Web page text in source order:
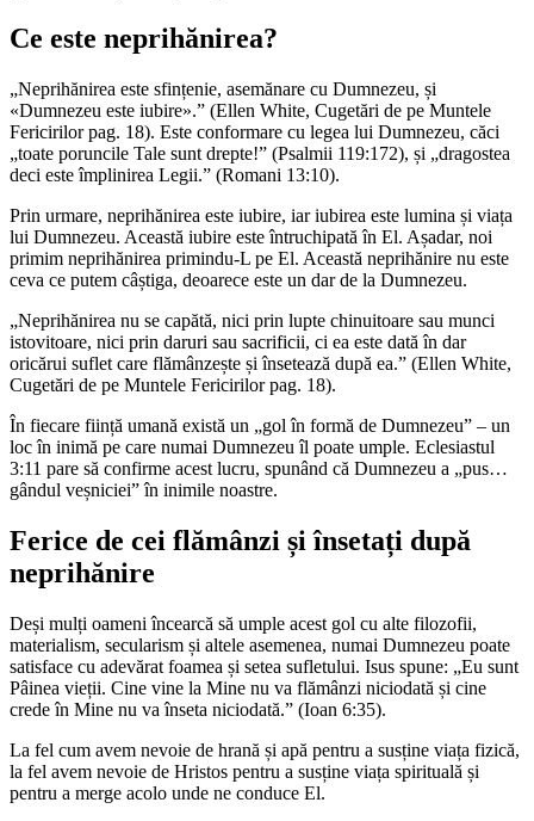
Ce este neprihănirea?
„Neprihănirea este sfințenie, asemănare cu Dumnezeu, și
«Dumnezeu este iubire».” (Ellen White, Cugetări de pe Muntele
Fericirilor pag. 18). Este conformare cu legea lui Dumnezeu, căci
„toate poruncile Tale sunt drepte!” (Psalmii 119:172), și „dragostea
deci este împlinirea Legii.” (Romani 13:10).
Prin urmare, neprihănirea este iubire, iar iubirea este lumina și viața
lui Dumnezeu. Această iubire este întruchipată în El. Așadar, noi
primim neprihănirea primindu-L pe El. Această neprihănire nu este
ceva ce putem câștiga, deoarece este un dar de la Dumnezeu.
„Neprihănirea nu se capătă, nici prin lupte chinuitoare sau munci
istovitoare, nici prin daruri sau sacrificii, ci ea este dată în dar
oricărui suflet care flămânzește și însetează după ea.” (Ellen White,
Cugetări de pe Muntele Fericirilor pag. 18).
În fiecare ființă umană există un „gol în formă de Dumnezeu” – un
loc în inimă pe care numai Dumnezeu îl poate umple. Eclesiastul
3:11 pare să confirme acest lucru, spunând că Dumnezeu a „pus…
gândul veșniciei” în inimile noastre.
Ferice de cei flămânzi și însetați după
neprihănire
Deși mulți oameni încearcă să umple acest gol cu alte filozofii,
materialism, secularism și altele asemenea, numai Dumnezeu poate
satisface cu adevărat foamea și setea sufletului. Isus spune: „Eu sunt
Pâinea vieții. Cine vine la Mine nu va flămânzi niciodată și cine
crede în Mine nu va înseta niciodată.” (Ioan 6:35).
La fel cum avem nevoie de hrană și apă pentru a susține viața fizică,
la fel avem nevoie de Hristos pentru a susține viața spirituală și
pentru a merge acolo unde ne conduce El.